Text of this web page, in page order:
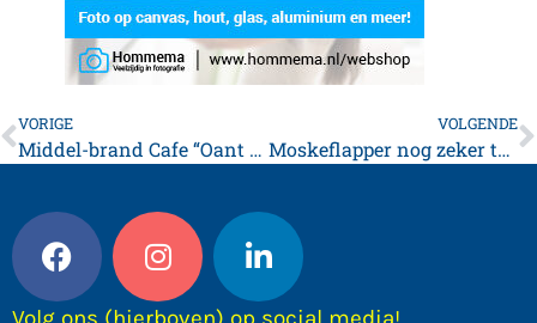
VORIGE
Middel-brand Cafe “Oant Moarn” Herbaijum
VOLGENDE
Moskeflapper nog zeker twee jaar open.
Volg ons (hierboven) op social media!